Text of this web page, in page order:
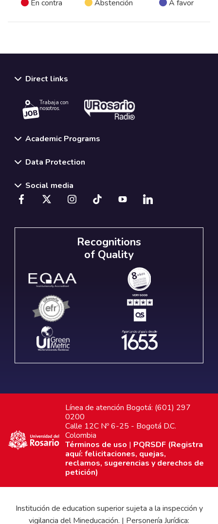
En contra Abstención A favor
Direct links
Trabaja con
nosotros.
Academic Programs
Data Protection
Social media
Recognitions
of Quality
Línea de atención Bogotá: (601) 297
0200
Calle 12C Nº 6-25 - Bogotá D.C.
Colombia
Términos de uso | PQRSDF (Registra
aquí: felicitaciones, quejas,
reclamos, sugerencias y derechos de
petición)
Institución de education superior sujeta a la inspección y
vigilancia del Mineducación. | Personería Jurídica: